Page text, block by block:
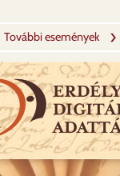
További események